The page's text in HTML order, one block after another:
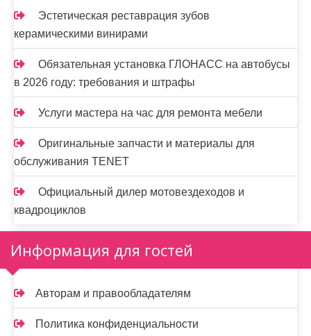
Эстетическая реставрация зубов
керамическими винирами
Обязательная установка ГЛОНАСС на автобусы
в 2026 году: требования и штрафы
Услуги мастера на час для ремонта мебели
Оригинальные запчасти и материалы для
обслуживания TENET
Официальный дилер мотовездеходов и
квадроциклов
Информация для гостей
Авторам и правообладателям
Политика конфиденциальности